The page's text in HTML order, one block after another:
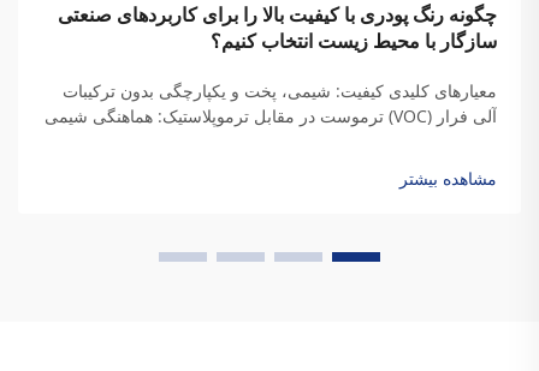
چگونه رنگ پودری با کیفیت بالا را برای کاربردهای صنعتی
سازگار با محیط زیست انتخاب کنیم؟
معیارهای کلیدی کیفیت: شیمی، پخت و یکپارچگی بدون ترکیبات
آلی فرار (VOC) ترموست در مقابل ترموپلاستیک: هماهنگی شیمی
می‌پزند، پیوندهای عرضی دائمی ایجاد می‌کنند که به آنها استحکام
واقعی می‌دهد...
مشاهده بیشتر